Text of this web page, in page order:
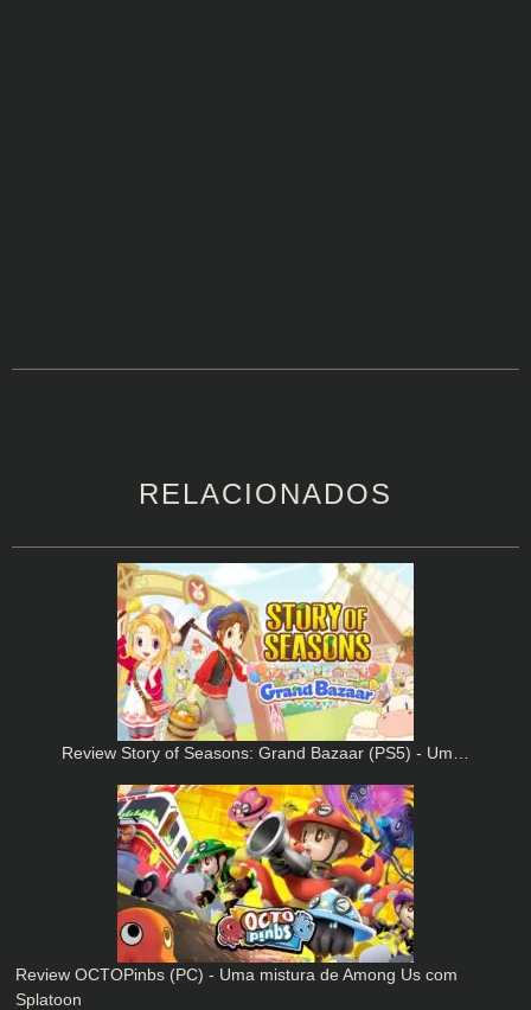
RELACIONADOS
Review Story of Seasons: Grand Bazaar (PS5) - Um…
Review OCTOPinbs (PC) - Uma mistura de Among Us com
Splatoon